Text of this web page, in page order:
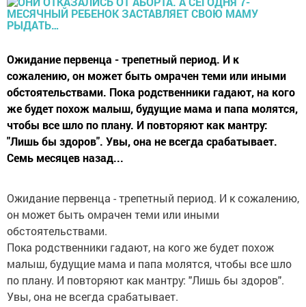
Ожидание первенца - трепетный период. И к
сожалению, он может быть омрачен теми или иными
обстоятельствами. Пока родственники гадают, на кого
же будет похож малыш, будущие мама и папа молятся,
чтобы все шло по плану. И повторяют как мантру:
"Лишь бы здоров". Увы, она не всегда срабатывает.
Семь месяцев назад...
Ожидание первенца - трепетный период. И к сожалению,
он может быть омрачен теми или иными
обстоятельствами.
Пока родственники гадают, на кого же будет похож
малыш, будущие мама и папа молятся, чтобы все шло
по плану. И повторяют как мантру: "Лишь бы здоров".
Увы, она не всегда срабатывает.